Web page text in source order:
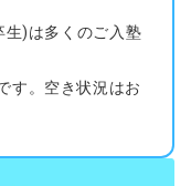
)は多くのご入塾
す。空き状況はお